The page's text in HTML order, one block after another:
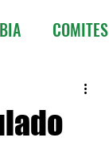
COMITES